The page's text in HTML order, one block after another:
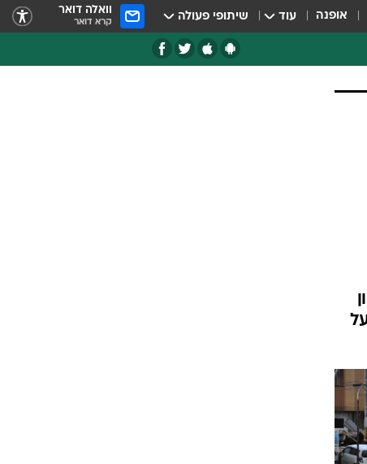
אופנה עוד שיתופי פעולה וואלה דואר
קרא דואר